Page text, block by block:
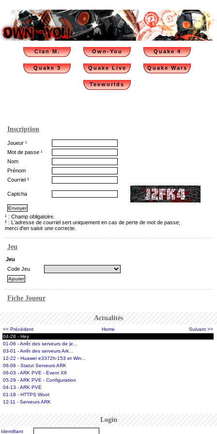
Clan M. Own-You Quake 4
Quake 3 Quake Live Quake Wars
Teeworlds
Actualités
<< Précédent Home
Suivant >>
04-28 - Hey
01-06 - Arrêt des serveurs de je...
03-01 - Arrêt des serveurs Ark...
12-22 - Huawei e3372h-153 et Win...
06-06 - Statut Serveurs ARK
06-03 - ARK PVE - Event X6
05-29 - ARK PVE - Configuration
04-13 - ARK PVE
01-18 - HTTPS Woot
12-11 - Serveurs ARK
Login
Identifiant
Inscription
Joueur ¹
Mot de passe ¹
Nom
Prénom
Courriel ²
Captcha
¹ : Champ obligatoire.
² : L'adresse de courriel sert uniquement en cas de perte de mot de passe;
merci d'en saisir une correcte.
Jeu
Jeu
Code Jeu
Fiche Joueur